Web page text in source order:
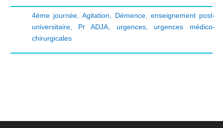
4ème journée, Agitation Démence, enseignement post-
universitaire, Pr ADJA urgences, urgences médico-
chirurgicales